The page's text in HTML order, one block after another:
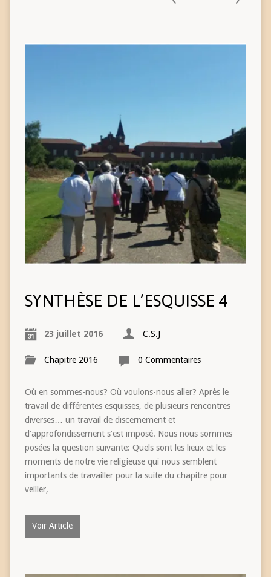
SYNTHÈSE DE L’ESQUISSE 4
23 juillet 2016 C.S.J
Chapitre 2016 0 Commentaires
Où en sommes-nous? Où voulons-nous aller? Après le
travail de différentes esquisses, de plusieurs rencontres
diverses… un travail de discernement et
d’approfondissement s’est imposé. Nous nous sommes
posées la question suivante: Quels sont les lieux et les
moments de notre vie religieuse qui nous semblent
importants de travailler pour la suite du chapitre pour
veiller,…
Voir Article